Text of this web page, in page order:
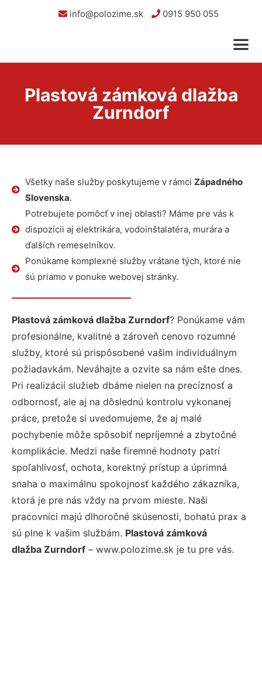
info@polozime.sk 0915 950 055
Plastová zámková dlažba
Zurndorf
Všetky naše služby poskytujeme v rámci Západného
Slovenska.
Potrebujete pomôcť v inej oblasti? Máme pre vás k
dispozícii aj elektrikára, vodoinštalatéra, murára a
ďalších remeselníkov.
Ponúkame komplexné služby vrátane tých, ktoré nie
sú priamo v ponuke webovej stránky.
Plastová zámková dlažba Zurndorf? Ponúkame vám
profesionálne, kvalitné a zároveň cenovo rozumné
služby, ktoré sú prispôsobené vašim individuálnym
požiadavkám. Neváhajte a ozvite sa nám ešte dnes.
Pri realizácií služieb dbáme nielen na precíznosť a
odbornosť, ale aj na dôslednú kontrolu vykonanej
práce, pretože si uvedomujeme, že aj malé
pochybenie môže spôsobiť nepríjemné a zbytočné
komplikácie. Medzi naše firemné hodnoty patrí
spoľahlivosť, ochota, korektný prístup a úprimná
snaha o maximálnu spokojnosť každého zákazníka,
ktorá je pre nás vždy na prvom mieste. Naši
pracovníci majú dlhoročné skúsenosti, bohatú prax a
sú plne k vašim službám. Plastová zámková
dlažba Zurndorf – www.polozime.sk je tu pre vás.